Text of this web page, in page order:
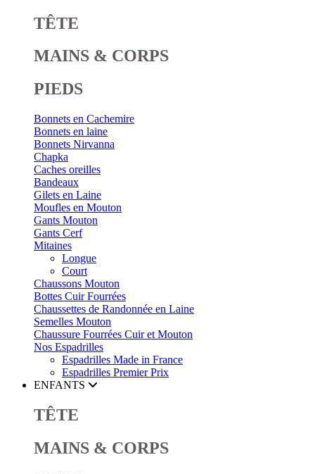
TÊTE
MAINS & CORPS
PIEDS
Bonnets en Cachemire
Bonnets en laine
Bonnets Nirvanna
Chapka
Caches oreilles
Bandeaux
Gilets en Laine
Moufles en Mouton
Gants Mouton
Gants Cerf
Mitaines
Longue
Court
Chaussons Mouton
Bottes Cuir Fourrées
Chaussettes de Randonnée en Laine
Semelles Mouton
Chaussure Fourrées Cuir et Mouton
Nos Espadrilles
Espadrilles Made in France
Espadrilles Premier Prix
ENFANTS
TÊTE
MAINS & CORPS